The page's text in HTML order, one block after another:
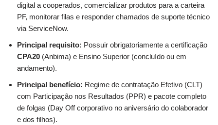
digital a cooperados, comercializar produtos para a carteira
PF, monitorar filas e responder chamados de suporte técnico
via ServiceNow.
Principal requisito: Possuir obrigatoriamente a certificação
CPA20 (Anbima) e Ensino Superior (concluído ou em
andamento).
Principal benefício: Regime de contratação Efetivo (CLT)
com Participação nos Resultados (PPR) e pacote completo
de folgas (Day Off corporativo no aniversário do colaborador
e dos filhos).